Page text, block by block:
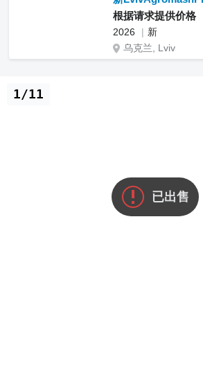
根据请求提供价格
2026
新
乌克兰, Lviv
已出售
1/11